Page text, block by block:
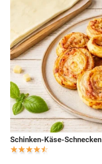
Schinken-Käse-Schnecken